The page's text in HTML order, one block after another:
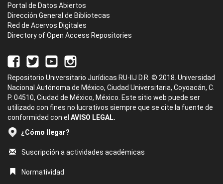
Portal de Datos Abiertos
Dirección General de Bibliotecas
Red de Acervos Digitales
Directory of Open Access Repositories
Repositorio Universitario Jurídicas RU-IIJ D.R. © 2018. Universidad
Nacional Autónoma de México, Ciudad Universitaria, Coyoacán, C.
P. 04510, Ciudad de México, México. Este sitio web puede ser
utilizado con fines no lucrativos siempre que se cite la fuente de
conformidad con el AVISO LEGAL.
¿Cómo llegar?
Suscripción a actividades académicas
Normatividad